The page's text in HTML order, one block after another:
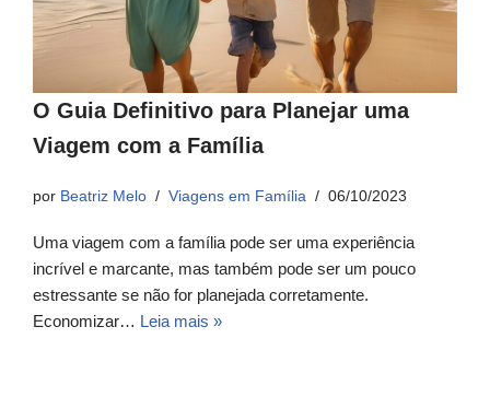
O Guia Definitivo para Planejar uma
Viagem com a Família
por Beatriz Melo Viagens em Família 06/10/2023
Uma viagem com a família pode ser uma experiência
incrível e marcante, mas também pode ser um pouco
estressante se não for planejada corretamente.
Economizar… Leia mais »